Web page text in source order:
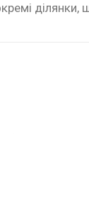
ділянки,